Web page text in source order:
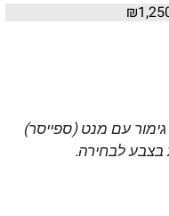
₪
גימור עם מנט (ספייסר)
בצבע לבחירה.